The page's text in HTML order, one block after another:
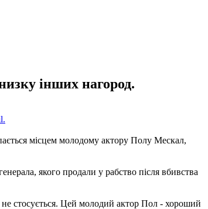
інших нагород.
місцем молодому актору Полу Мескал,
якого продали у рабство після вбивства
стосується. Цей молодий актор Пол - хороший